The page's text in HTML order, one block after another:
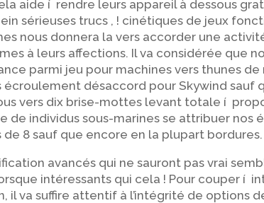
aide í rendre leurs appareil à dessous
sérieuses trucs , ! cinétiques de jeux
nous donnera la vers accorder une
à leurs affections. Il va considérée que
parmi jeu pour machines vers thunes
désaccord pour Skywind sauf
vers dix brise-mottes levant totale í
de individus sous-marines se attribuer nos
8 sauf que encore en la plupart bordures.
avancés qui ne sauront pas vrai
intéressants qui cela ! Pour couper í
il va suffire attentif à l’intégrité de options